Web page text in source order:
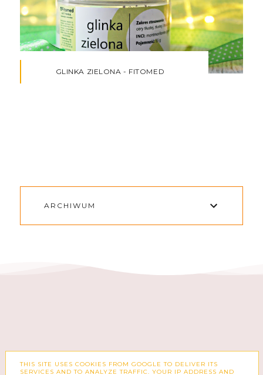
GLINKA ZIELONA - FITOMED
ARCHIWUM
FACEBOOK INSTAGRAM
THIS SITE USES COOKIES FROM GOOGLE TO DELIVER ITS
SERVICES AND TO ANALYZE TRAFFIC. YOUR IP ADDRESS AND